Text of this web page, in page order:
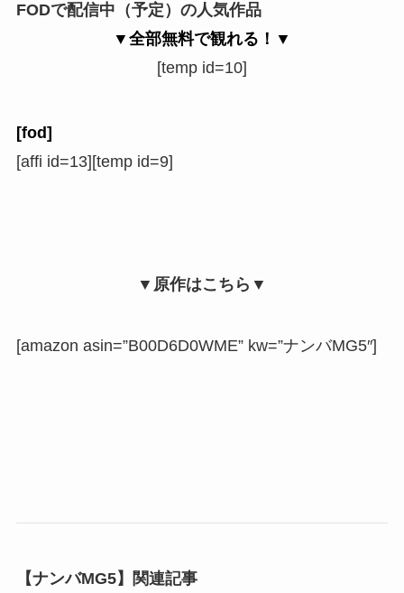
FODで配信中（予定）の人気作品
▼全部無料で観れる！▼
[temp id=10]
[fod]
[affi id=13][temp id=9]
▼原作はこちら▼
[amazon asin=”B00D6D0WME” kw=”ナンバMG5″]
【ナンバMG5】関連記事